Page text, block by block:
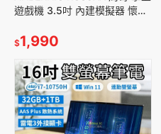
遊戲機 3.5吋 內建模擬器 懷舊
$1,990